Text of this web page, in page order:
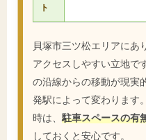
ト
貝塚市三ツ松エリアにあ
アクセスしやすい立地で
の沿線からの移動が現実
発駅によって変わります
時は、 駐車スペースの有
しておくと安心です。